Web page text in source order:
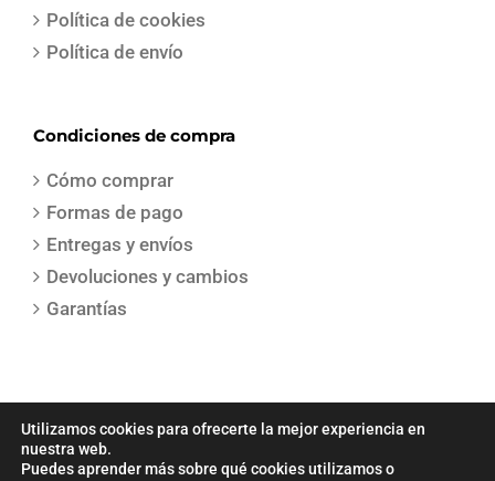
Política de cookies
Política de envío
Condiciones de compra
Cómo comprar
Formas de pago
Entregas y envíos
Devoluciones y cambios
Garantías
COPYRIGHT 2021 | Todos los derechos reservados | Creado por
Utilizamos cookies para ofrecerte la mejor experiencia en
nuestra web.
Puedes aprender más sobre qué cookies utilizamos o